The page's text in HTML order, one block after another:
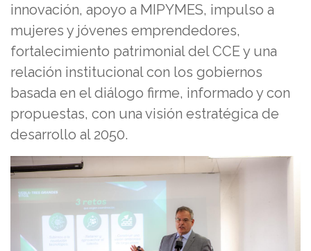
innovación, apoyo a MIPYMES, impulso a
mujeres y jóvenes emprendedores,
fortalecimiento patrimonial del CCE y una
relación institucional con los gobiernos
basada en el diálogo firme, informado y con
propuestas, con una visión estratégica de
desarrollo al 2050.